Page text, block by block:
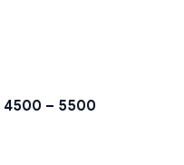
4500 – 5500